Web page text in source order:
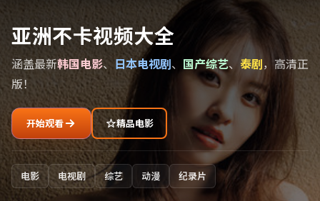
亚洲不卡视频大全
涵盖最新韩国电影、 日本电视剧、 国产综艺、 泰剧，高清正
版！
开始观看 精品电影
电影 电视剧 综艺 动漫 纪录片